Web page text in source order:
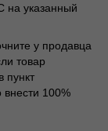
на указанный
у продавца
товар
пункт
100%